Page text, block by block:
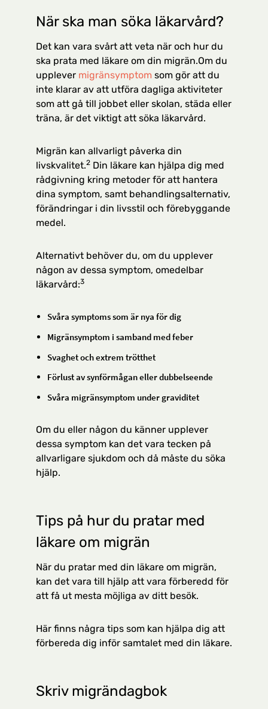
När ska man söka läkarvård?
Det kan vara svårt att veta när och hur du
ska prata med läkare om din migrän.Om du
upplever migränsymptom som gör att du
inte klarar av att utföra dagliga aktiviteter
som att gå till jobbet eller skolan, städa eller
träna, är det viktigt att söka läkarvård.
Migrän kan allvarligt påverka din
livskvalitet.2 Din läkare kan hjälpa dig med
rådgivning kring metoder för att hantera
dina symptom, samt behandlingsalternativ,
förändringar i din livsstil och förebyggande
medel.
Alternativt behöver du, om du upplever
någon av dessa symptom, omedelbar
läkarvård:3
Svåra symptoms som är nya för dig
Migränsymptom i samband med feber
Svaghet och extrem trötthet
Förlust av synförmågan eller dubbelseende
Svåra migränsymptom under graviditet
Om du eller någon du känner upplever
dessa symptom kan det vara tecken på
allvarligare sjukdom och då måste du söka
hjälp.
Tips på hur du pratar med
läkare om migrän
När du pratar med din läkare om migrän,
kan det vara till hjälp att vara förberedd för
att få ut mesta möjliga av ditt besök.
Här finns några tips som kan hjälpa dig att
förbereda dig inför samtalet med din läkare.
Skriv migrändagbok